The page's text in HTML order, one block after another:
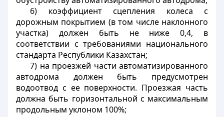
6) коэффициент сцепления колеса с
дорожным покрытием (в том числе наклонного
участка) должен быть не ниже 0,4, в
соответствии с требованиями национального
стандарта Республики Казахстан;
7) на проезжей части автоматизированного
автодрома должен быть предусмотрен
водоотвод с ее поверхности. Проезжая часть
должна быть горизонтальной с максимальным
продольным уклоном 100%;